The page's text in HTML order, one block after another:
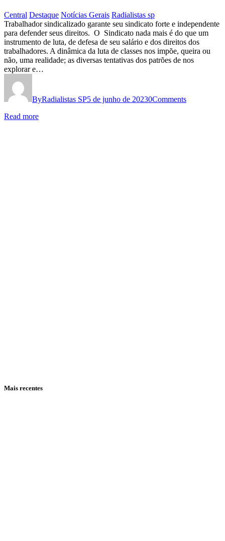
Central Destaque Notícias Gerais Radialistas sp
Sindicato
forte,
salário
maior
para
os
trabalhadores
Trabalhador sindicalizado garante seu sindicato forte e independente
para defender seus direitos. O Sindicato nada mais é do que um
instrumento de luta, de defesa de seu salário e dos direitos dos
trabalhadores. A dinâmica da luta de classes nos impõe, queira ou
não, uma realidade; as diversas tentativas dos patrões de nos
explorar e…
ByRadialistas SP5 de junho de 20230Comments
Read more
Mais recentes